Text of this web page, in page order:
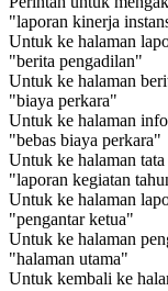
"laporan kinerja
Untuk ke halaman
"berita pengadilan"
Untuk ke halaman
"biaya perkara"
Untuk ke halaman
"bebas biaya perkara"
Untuk ke halaman
"laporan kegiatan
Untuk ke halaman
"pengantar ketua"
Untuk ke halaman
"halaman utama"
Untuk kembali ke